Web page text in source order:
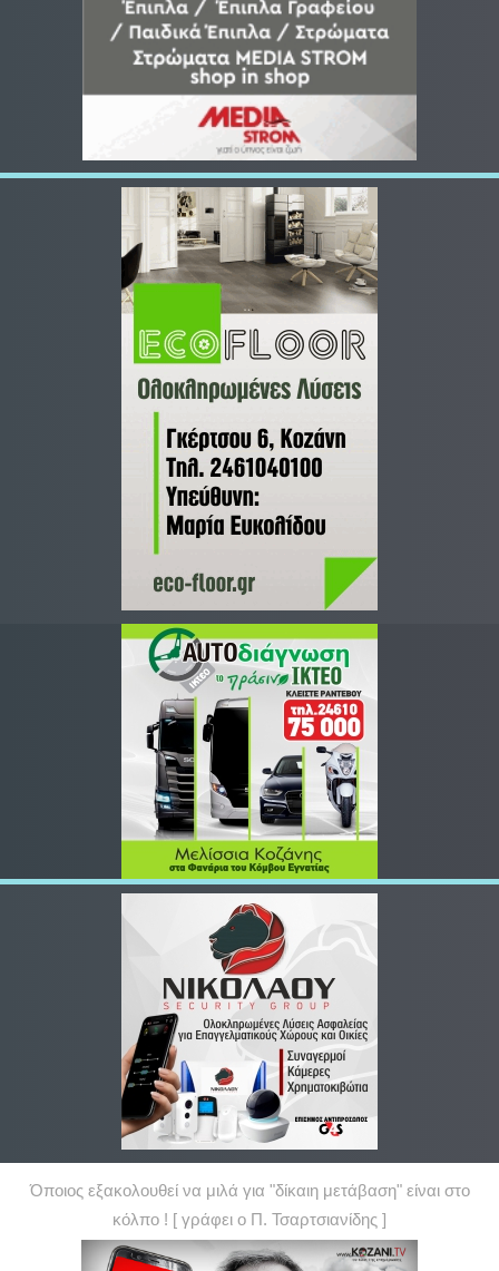
Όποιος εξακολουθεί να μιλά για "δίκαιη μετάβαση" είναι στο
κόλπο ! [ γράφει ο Π. Τσαρτσιανίδης ]